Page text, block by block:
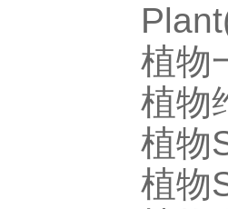
植物
植物
植物
植物